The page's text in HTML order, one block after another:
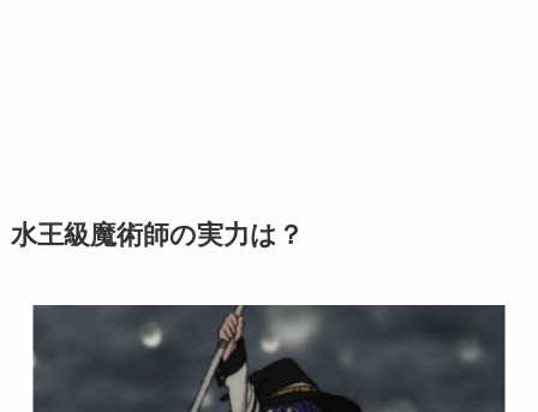
水王級魔術師の実力は？